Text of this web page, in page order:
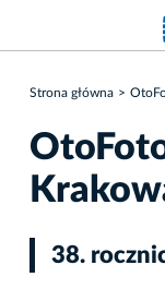
Strona główna
38.